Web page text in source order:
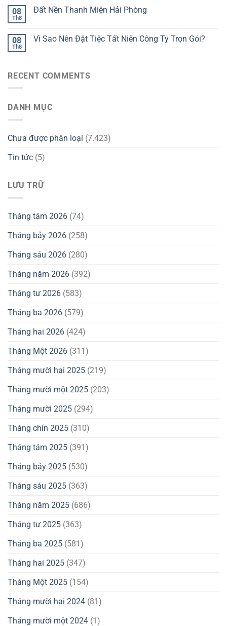
08
Th8
Đất Nền Thanh Miện Hải Phòng
08
Th8
Vì Sao Nên Đặt Tiệc Tất Niên Công Ty Trọn Gói?
RECENT COMMENTS
DANH MỤC
Chưa được phân loại (7.423)
Tin tức (5)
LƯU TRỮ
Tháng tám 2026 (74)
Tháng bảy 2026 (258)
Tháng sáu 2026 (280)
Tháng năm 2026 (392)
Tháng tư 2026 (583)
Tháng ba 2026 (579)
Tháng hai 2026 (424)
Tháng Một 2026 (311)
Tháng mười hai 2025 (219)
Tháng mười một 2025 (203)
Tháng mười 2025 (294)
Tháng chín 2025 (310)
Tháng tám 2025 (391)
Tháng bảy 2025 (530)
Tháng sáu 2025 (363)
Tháng năm 2025 (686)
Tháng tư 2025 (363)
Tháng ba 2025 (581)
Tháng hai 2025 (347)
Tháng Một 2025 (154)
Tháng mười hai 2024 (81)
Tháng mười một 2024 (1)